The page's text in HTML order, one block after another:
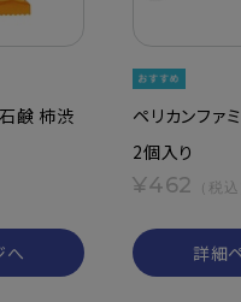
鹸 柿渋
へ
ペリカンファ
2個入り
¥462 （税込
詳細